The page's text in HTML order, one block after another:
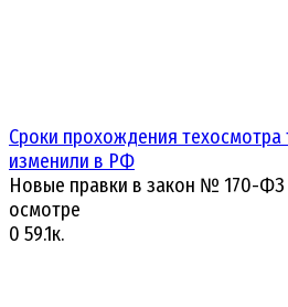
Сроки прохождения техосмотра
изменили в РФ
Новые правки в закон № 170-
осмотре
0 59.1к.